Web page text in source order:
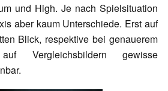
und High. Je nach Spielsituation
aber kaum Unterschiede. Erst auf
Blick, respektive bei genauerem
Vergleichsbildern gewisse